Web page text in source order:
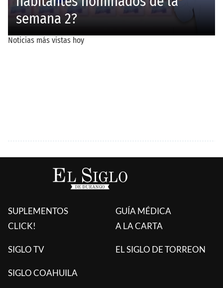
SUPLEMENTOS
CLICK!
GUÍA MÉDICA
A LA CARTA
SIGLO TV EL SIGLO DE TORREON
SIGLO COAHUILA